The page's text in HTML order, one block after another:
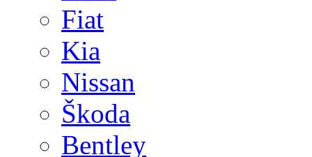
Fiat
Kia
Nissan
Škoda
Bentley